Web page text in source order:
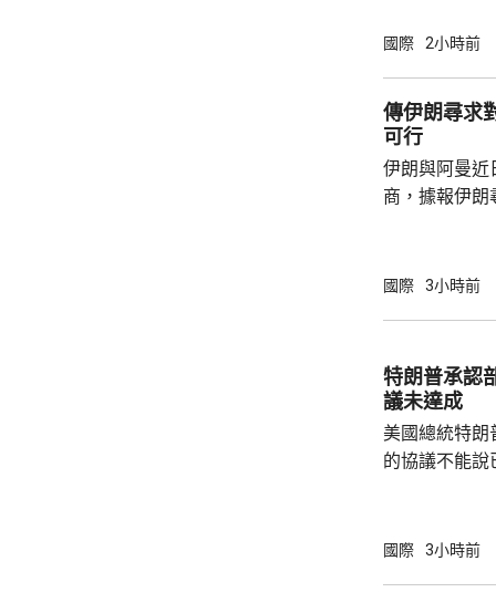
確條件，第一
芬天奴擔任
足球員協會
國際 2小時前
傳伊朗尋求
可行
伊朗與阿曼近
商，據報伊朗
已制裁伊朗負
境費，將引起
結。 業界人士指，另一個複雜因素是，英國保
國際 3小時前
特朗普承認
議未達成
美國總統特朗
的協議不能說
在白宮見記者
國際 3小時前